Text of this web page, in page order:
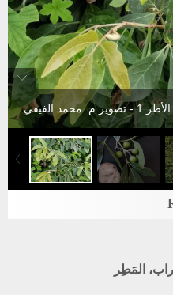
الأطر 1 - تصوير م. محمد الفيفي
المَطِر